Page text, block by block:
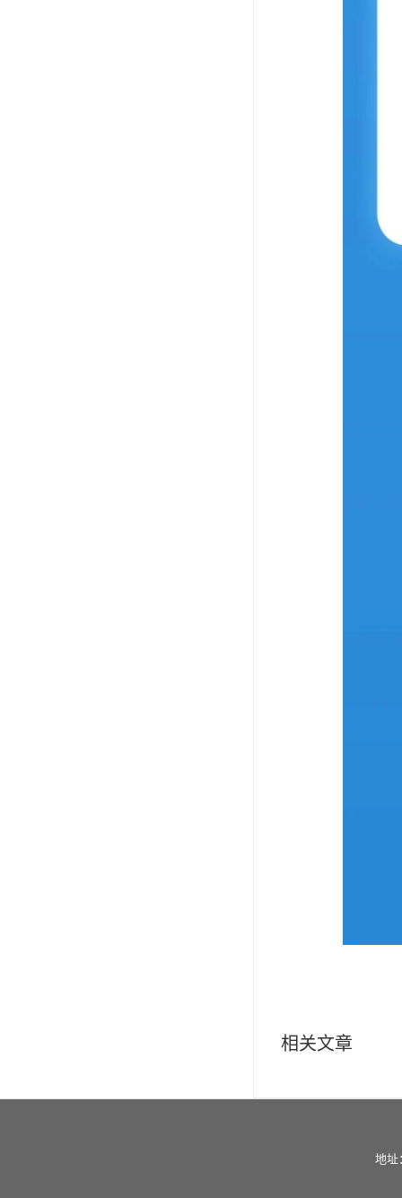
相关文章
地址